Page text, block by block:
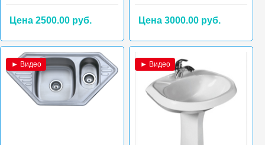
Цена 2500.00 руб. Цена 3000.00 руб.
► Видео ► Видео